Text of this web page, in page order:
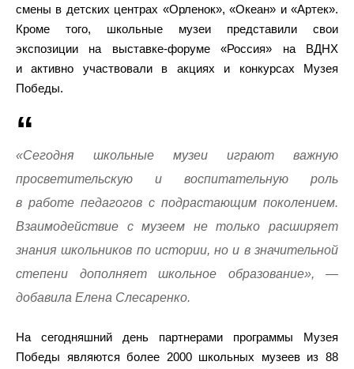
смены в детских центрах «Орленок», «Океан» и «Артек».
Кроме того, школьные музеи представили свои
экспозиции на выставке-форуме «Россия» на ВДНХ
и активно участвовали в акциях и конкурсах Музея
Победы.
«Сегодня школьные музеи играют важную
просветительскую и воспитательную роль
в работе педагогов с подрастающим поколением.
Взаимодействие с музеем не только расширяет
знания школьников по истории, но и в значительной
степени дополняет школьное образование», —
добавила Елена Слесаренко.
На сегодняшний день партнерами программы Музея
Победы являются более 2000 школьных музеев из 88